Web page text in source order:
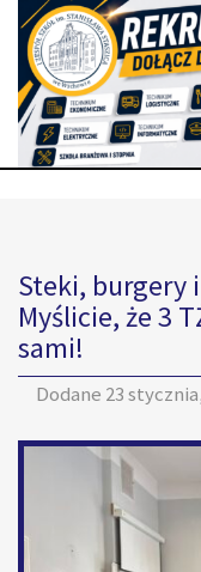
Steki, burgery
Myślicie, że 3
sami!
Dodane 23